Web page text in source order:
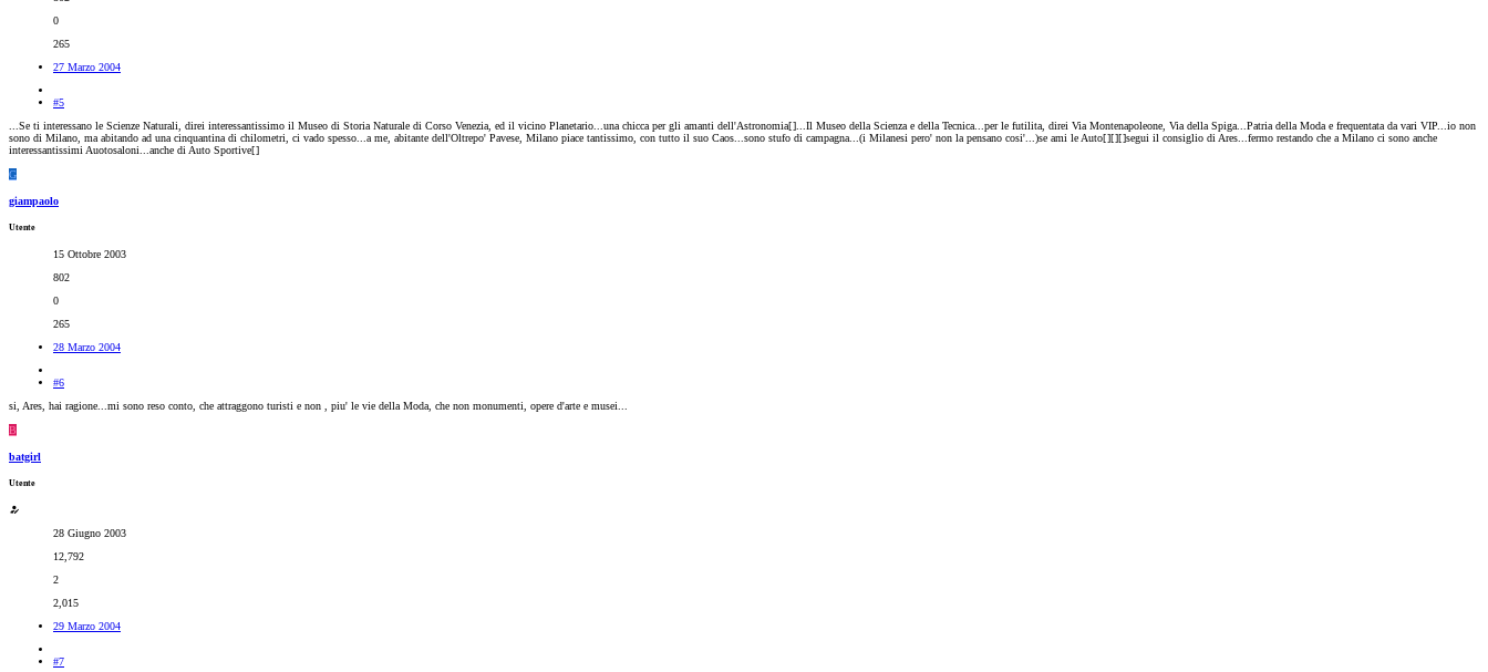
0
265
27 Marzo 2004
#5
...Se ti interessano le Scienze Naturali, direi interessantissimo il Museo di Storia Naturale di Corso Venezia, ed il vicino Planetario...una chicca per gli amanti dell'Astronomia[]...Il Museo della Scienza e della Tecnica...per le futilita, direi Via Montenapoleone, Via della Spiga...Patria della Moda e frequentata da vari VIP...io non
sono di Milano, ma abitando ad una cinquantina di chilometri, ci vado spesso...a me, abitante dell'Oltrepo' Pavese, Milano piace tantissimo, con tutto il suo Caos...sono stufo di campagna...(i Milanesi pero' non la pensano cosi'...)se ami le Auto[][][]segui il consiglio di Ares...fermo restando che a Milano ci sono anche
interessantissimi Auotosaloni...anche di Auto Sportive[]
G
giampaolo
Utente
15 Ottobre 2003
802
0
265
28 Marzo 2004
#6
si, Ares, hai ragione...mi sono reso conto, che attraggono turisti e non , piu' le vie della Moda, che non monumenti, opere d'arte e musei...
B
batgirl
Utente
28 Giugno 2003
12,792
2
2,015
29 Marzo 2004
#7